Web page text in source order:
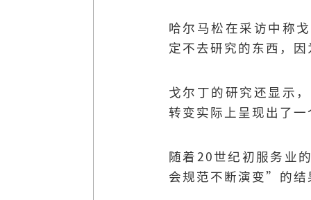
哈尔马松在采访中称
定不去研究的东西，
戈尔丁的研究还显示
转变实际上呈现出了
随着20世纪初服务业
会规范不断演变”的结